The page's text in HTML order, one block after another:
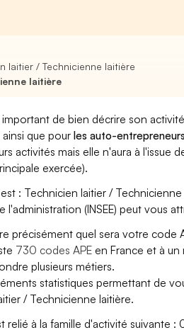
laitier / Technicienne laitière
laitière
important de bien décrire son
ainsi que pourles auto-entrepreneurs
activités mais elle n'aura à l'issue
exercée).
: Technicien laitier /
(INSEE) peut vous
précisément quel sera votre code
730 codes APE en France et à
plusieurs métiers.
statistiques permettant de
/ Technicienne laitière.
à la famille d'activité suivante :